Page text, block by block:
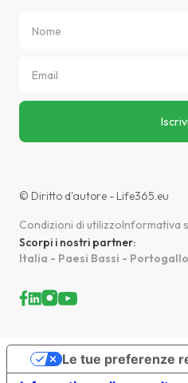
© Diritto d'autore - Life365.eu
Condizioni di utilizzoInformativa
Scorpi i nostri partner:
Italia - Paesi Bassi -
Le tue preferenze